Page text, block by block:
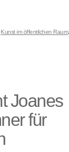
Kunst im öffentlichen Raum,
Joanes
für